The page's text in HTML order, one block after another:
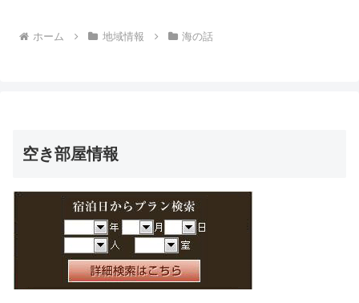
ホーム 地域情報 海の話
空き部屋情報